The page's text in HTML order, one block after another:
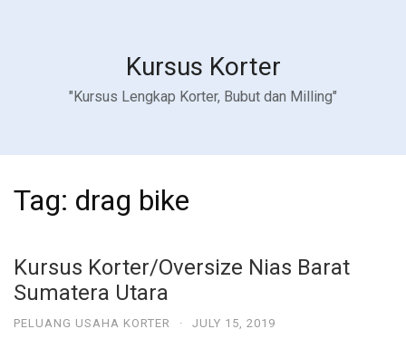
Kursus Korter
"Kursus Lengkap Korter, Bubut dan Milling"
Tag: drag bike
Kursus Korter/Oversize Nias Barat
Sumatera Utara
PELUANG USAHA KORTER · JULY 15, 2019